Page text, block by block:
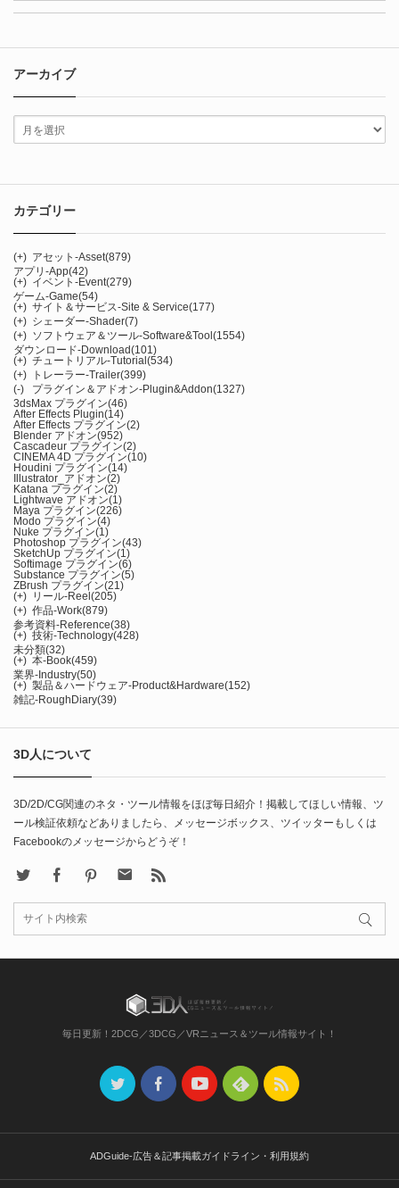
アーカイブ
カテゴリー
(+) アセット-Asset(879)
アプリ-App(42)
(+) イベント-Event(279)
ゲーム-Game(54)
(+) サイト＆サービス-Site & Service(177)
(+) シェーダー-Shader(7)
(+) ソフトウェア＆ツール-Software&Tool(1554)
ダウンロード-Download(101)
(+) チュートリアル-Tutorial(534)
(+)
トレーラー-Trailer(399)
(-)
プラグイン＆アドオン-Plugin&Addon(1327)
3dsMax プラグイン(46)
After Effects Plugin(14)
After Effects プラグイン(2)
Blender アドオン(952)
Cascadeur プラグイン(2)
CINEMA 4D プラグイン(10)
Houdini プラグイン(14)
Illustrator_アドオン(2)
Katana プラグイン(2)
Lightwave アドオン(1)
Maya プラグイン(226)
Modo プラグイン(4)
Nuke プラグイン(1)
Photoshop プラグイン(43)
SketchUp プラグイン(1)
Softimage プラグイン(6)
Substance プラグイン(5)
ZBrush プラグイン(21)
(+) リール-Reel(205)
(+) 作品-Work(879)
参考資料-Reference(38)
(+) 技術-Technology(428)
未分類(32)
(+) 本-Book(459)
業界-Industry(50)
(+) 製品＆ハードウェア-Product&Hardware(152)
雑記-RoughDiary(39)
3D人について
3D/2D/CG関連のネタ・ツール情報をほぼ毎日紹介！掲載してほしい情報、ツ
ール検証依頼などありましたら、メッセージボックス、ツイッターもしくは
Facebookのメッセージからどうぞ！
FacebookPinterest Contact
毎日更新！2DCG／3DCG／VRニュース＆ツール情報サイト！
ADGuide-広告＆記事掲載ガイドライン・利用規約